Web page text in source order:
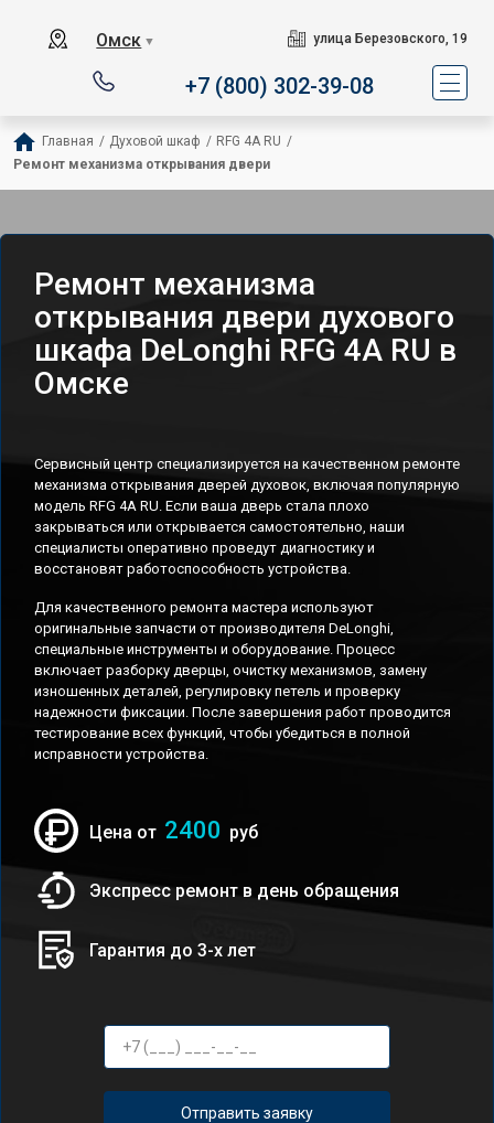
Омск ▼ улица Березовского, 19
+7 (800) 302-39-08
Главная / Духовой шкаф / RFG 4A RU /
Ремонт механизма открывания двери
Ремонт механизма
открывания двери духового
шкафа DeLonghi RFG 4A RU в
Омске
Сервисный центр специализируется на качественном ремонте
механизма открывания дверей духовок, включая популярную
модель RFG 4A RU. Если ваша дверь стала плохо
закрываться или открывается самостоятельно, наши
специалисты оперативно проведут диагностику и
восстановят работоспособность устройства.
Для качественного ремонта мастера используют
оригинальные запчасти от производителя DeLonghi,
специальные инструменты и оборудование. Процесс
включает разборку дверцы, очистку механизмов, замену
изношенных деталей, регулировку петель и проверку
надежности фиксации. После завершения работ проводится
тестирование всех функций, чтобы убедиться в полной
исправности устройства.
Цена от 2400 руб
Экспресс ремонт в день обращения
Гарантия до 3-х лет
Отправить заявку